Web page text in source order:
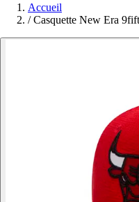
Accueil
/ Casquette New Era